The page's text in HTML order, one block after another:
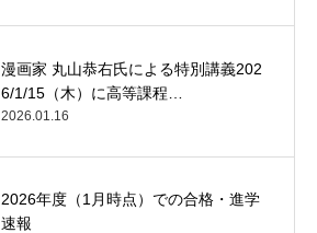
漫画家 丸山恭右氏による特別講義202
6/1/15（木）に高等課程…
2026.01.16
2026年度（1月時点）での合格・進学
速報